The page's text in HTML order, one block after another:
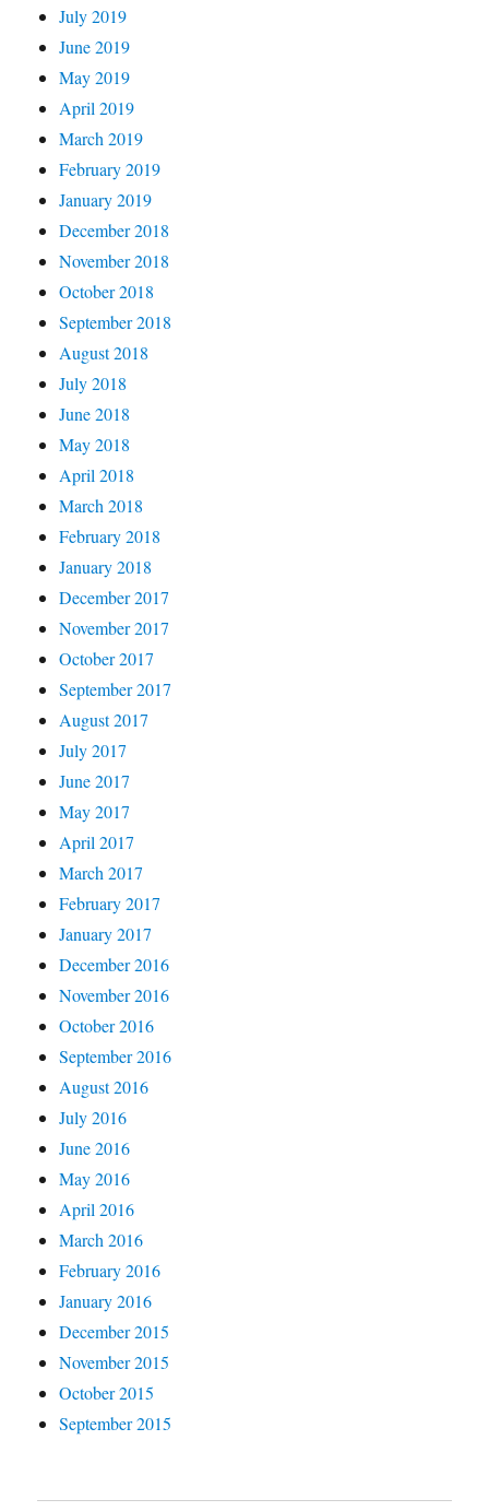
July 2019
June 2019
May 2019
April 2019
March 2019
February 2019
January 2019
December 2018
November 2018
October 2018
September 2018
August 2018
July 2018
June 2018
May 2018
April 2018
March 2018
February 2018
January 2018
December 2017
November 2017
October 2017
September 2017
August 2017
July 2017
June 2017
May 2017
April 2017
March 2017
February 2017
January 2017
December 2016
November 2016
October 2016
September 2016
August 2016
July 2016
June 2016
May 2016
April 2016
March 2016
February 2016
January 2016
December 2015
November 2015
October 2015
September 2015